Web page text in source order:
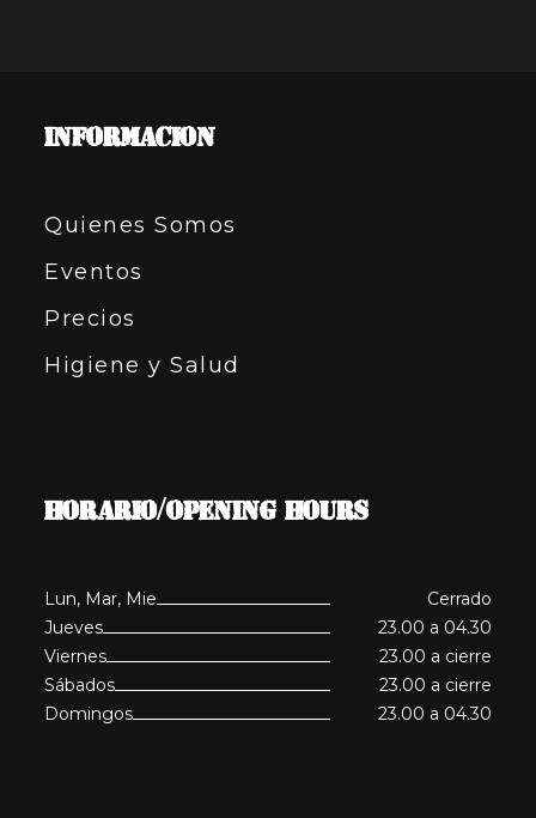
INFORMACION
Quienes Somos
Eventos
Precios
Higiene y Salud
HORARIO/OPENING HOURS
Lun, Mar, Mie
Cerrado
Jueves
23.00 a 04.30
Viernes
23.00 a cierre
Sábados
23.00 a cierre
Domingos
23.00 a 04.30